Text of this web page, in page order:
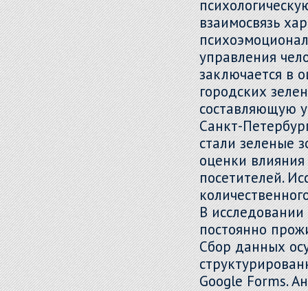
взаимосвязь
управления
заключается в
городских
составляющую
Санкт-
стали зеленые
оценки
посетителей.
В
постоянно
Сбор данных
Google Forms.